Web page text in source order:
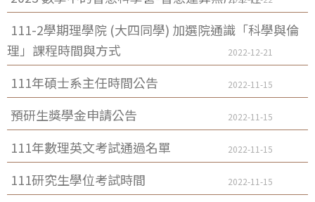
111-2學期理學院 (大四同學) 加選院通識「科學與倫
理」課程時間與方式
2022-12-21
111年碩士系主任時間公告 2022-11-15
預研生獎學金申請公告 2022-11-15
111年數理英文考試通過名單 2022-11-15
111研究生學位考試時間 2022-11-15